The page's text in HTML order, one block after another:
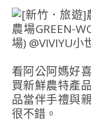
看阿公阿媽好
買新鮮農特產
品當伴手禮與
很不錯。